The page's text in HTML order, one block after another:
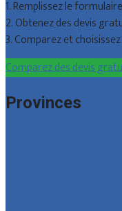
1. Remplissez le
2. Obtenez des devis
3. Comparez et
Comparez des devis
Provinces